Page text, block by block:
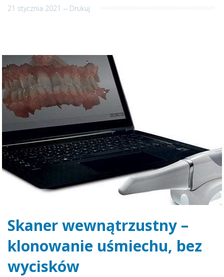
21 stycznia 2021--- Drukuj
Skaner wewnątrzustny –
klonowanie uśmiechu, bez
wycisków